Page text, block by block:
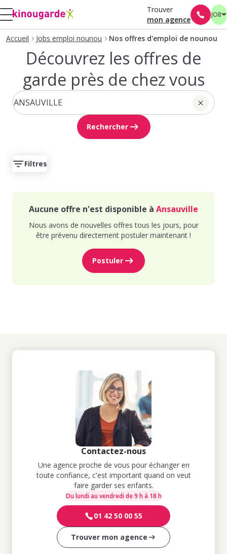
Trouver
mon agence
JOB
Accueil Jobs emploi nounou Nos offres d'emploi de nounou
Découvrez les offres de
garde près de chez vous
Rechercher
Filtres
Aucune offre n'est disponible à Ansauville
Nous avons de nouvelles offres tous les jours, pour
être prévenu directement postuler maintenant !
Postuler
Contactez-nous
Une agence proche de vous pour échanger en
toute confiance, c'est important quand on veut
faire garder ses enfants.
Du lundi au vendredi de 9 h à 18 h
01 42 50 00 55
Trouver mon agence